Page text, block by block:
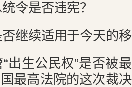
令是否违宪？
继续适用于今天的
出生公民权”是否被
最高法院的这次裁